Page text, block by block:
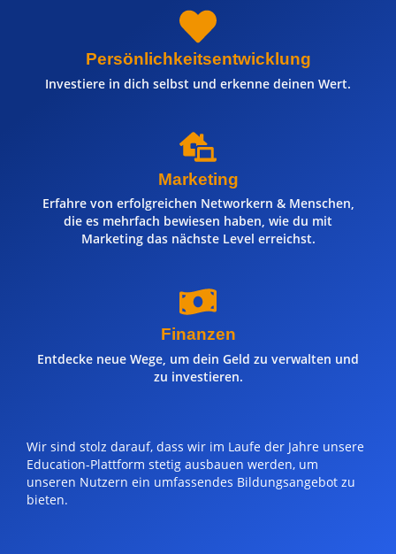
Persönlichkeitsentwicklung
Investiere in dich selbst und erkenne deinen Wert.
Marketing
Erfahre von erfolgreichen Networkern & Menschen,
die es mehrfach bewiesen haben, wie du mit
Marketing das nächste Level erreichst.
Finanzen
Entdecke neue Wege, um dein Geld zu verwalten und
zu investieren.
Wir sind stolz darauf, dass wir im Laufe der Jahre unsere
Education-Plattform stetig ausbauen werden, um
unseren Nutzern ein umfassendes Bildungsangebot zu
bieten.